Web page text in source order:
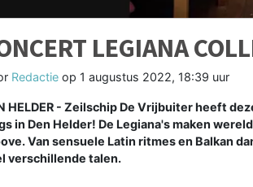
LEGIANA
Redactie op 1 augustus 2022, 18:39 uur
HELDER - Zeilschip De Vrijbuiter heeft
in Den Helder! De Legiana's maken
Van sensuele Latin ritmes en Balkan
verschillende talen.